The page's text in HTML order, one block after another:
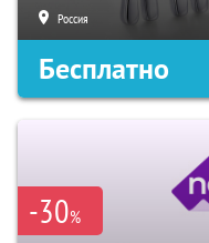
Россия
Бесплатно
-30%